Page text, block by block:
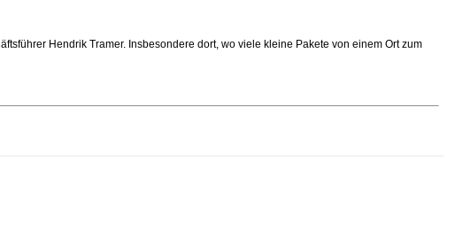
Hendrik Tramer. Insbesondere dort, wo viele kleine Pakete von einem Ort zum